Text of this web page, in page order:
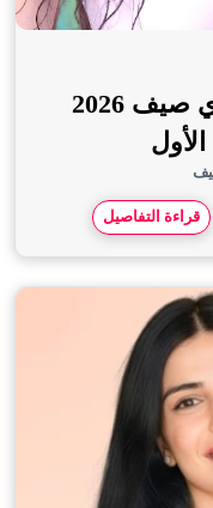
تحدي جسم الشاطئ - تحدي صيف 2026
قراءة التفاصيل